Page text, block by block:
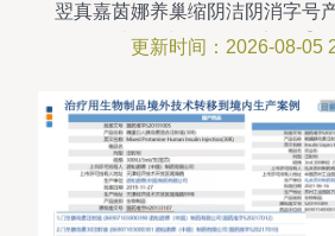
翌真嘉茵娜养巢缩阴洁阴消字号
制品-中国食品招商网【
更新时间：2026-08-05